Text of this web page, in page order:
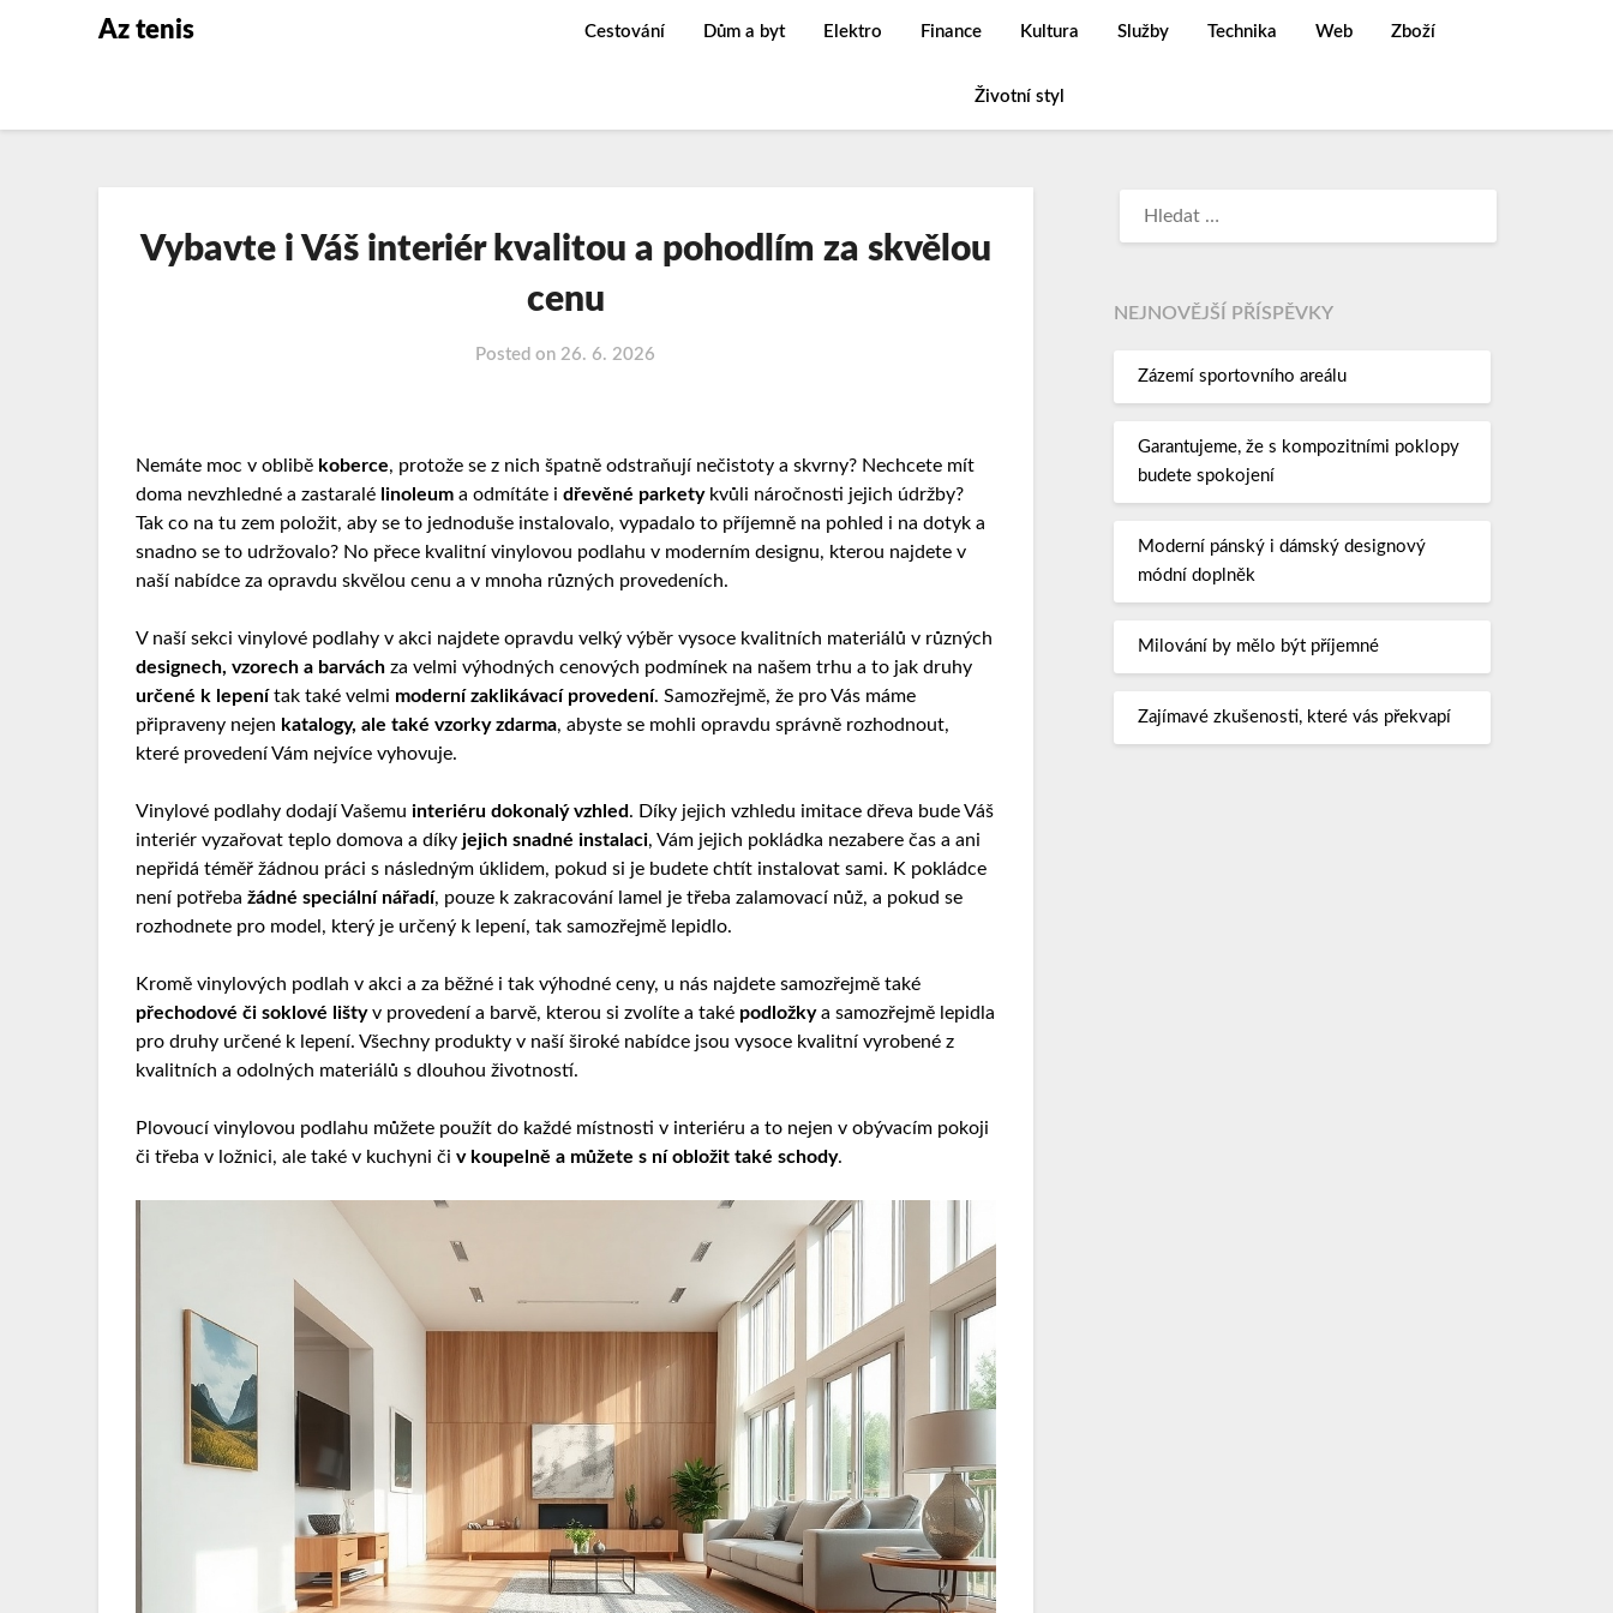
Az tenis Cestování Dům a byt Elektro Finance Kultura Služby Technika Web Zboží
Životní styl
Vybavte i Váš interiér kvalitou a pohodlím za skvělou
cenu
Posted on26. 6. 2026
Nemáte moc v oblibě koberce, protože se z nich špatně odstraňují nečistoty a skvrny? Nechcete mít
doma nevzhledné a zastaralé linoleum a odmítáte idřevěné parketykvůli náročnosti jejich údržby?
Tak co na tu zem položit, aby se to jednoduše instalovalo, vypadalo to příjemně na pohled i na dotyk a
snadno se to udržovalo? No přece kvalitní vinylovou podlahu v moderním designu, kterou najdete v
naší nabídce za opravdu skvělou cenu a v mnoha různých provedeních.
V naší sekci vinylové podlahy v akci najdete opravdu velký výběr vysoce kvalitních materiálů v různých
designech, vzorech a barvách za velmi výhodných cenových podmínek na našem trhu a to jak druhy
určené k lepenítak také velmi moderní zaklikávací provedení. Samozřejmě, že pro Vás máme
připraveny nejen katalogy, ale také vzorky zdarma, abyste se mohli opravdu správně rozhodnout,
které provedení Vám nejvíce vyhovuje.
Vinylové podlahy dodají Vašemuinteriéru dokonalý vzhled. Díky jejich vzhledu imitace dřeva bude Váš
interiér vyzařovat teplo domova a díkyjejich snadné instalaci, Vám jejich pokládka nezabere čas a ani
nepřidá téměř žádnou práci s následným úklidem, pokud si je budete chtít instalovat sami. K pokládce
není potřebažádné speciální nářadí, pouze k zakracování lamel je třeba zalamovací nůž, a pokud se
rozhodnete pro model, který je určený k lepení, tak samozřejmě lepidlo.
Kroměvinylových podlah v akci a za běžné i tak výhodné ceny, u nás najdete samozřejmě také
přechodové či soklové lištyv provedení a barvě, kterou si zvolíte a také podložkya samozřejmě lepidla
pro druhy určené k lepení. Všechny produkty v naší široké nabídce jsou vysoce kvalitní vyrobené z
kvalitních a odolných materiálů s dlouhou životností.
Plovoucí vinylovou podlahu můžete použít do každé místnosti v interiéru a to nejen v obývacím pokoji
či třeba v ložnici, ale také v kuchyni čiv koupelně a můžete s ní obložit také schody.
NEJNOVĚJŠÍ PŘÍSPĚVKY
Zázemí sportovního areálu
Garantujeme, že s kompozitními poklopy
budete spokojení
Moderní pánský i dámský designový
módní doplněk
Milování by mělo být příjemné
Zajímavé zkušenosti, které vás překvapí